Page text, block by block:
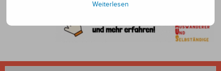
Weiterlesen